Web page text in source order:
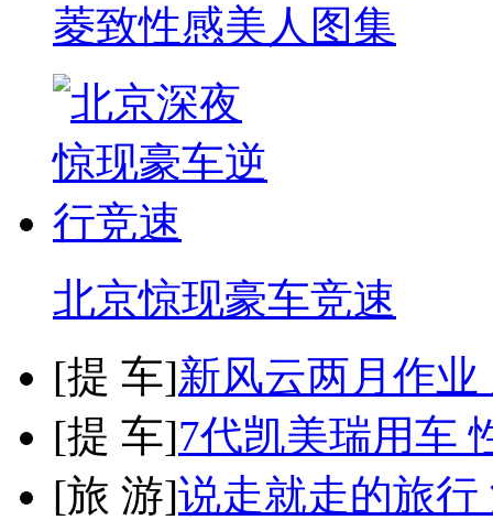
菱致性感美人图集
北京惊现豪车竞速
[提 车]新风云两月作
[提 车]7代凯美瑞用车
[旅 游]说走就走的旅